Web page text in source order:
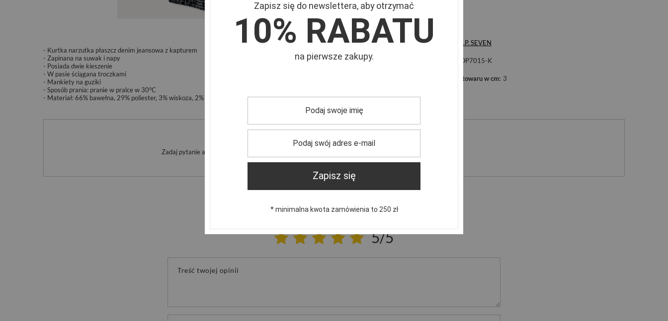
- Kurtka narzutka płaszcz denim jeansowa z kapturem
- Zapinana na suwak i napy
- Posiada dwie kieszenie
- W pasie ściągana troczkami
- Mankiety na guziki
- Sposób prania: pranie w pralce w 30°C
- Materiał: 66% bawełna, 29% poliester, 3% wiskoza, 2% elastyna
Marka P.O.P. SEVEN
POP7015-K
Wysokość towaru w cm 3
Potrzebujesz pomocy? Masz pytania?
Zadaj pytanie a my odpowiemy niezwłocznie, najciekawsze pytania i odpowiedzi
publikując dla innych.
NAPISZ SWOJĄ OPINIĘ
5/5
Treść twojej opinii
Zapisz się do newslettera, aby otrzymać
10% RABATU
na pierwsze zakupy.
Zapisz się
* minimalna kwota zamówienia to 250 zł